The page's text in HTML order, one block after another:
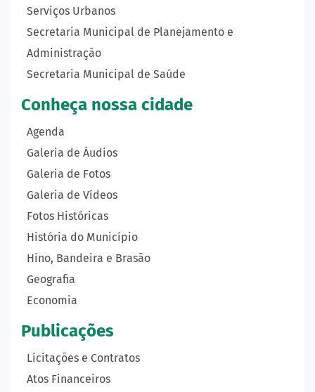
Serviços Urbanos
Secretaria Municipal de Planejamento e
Administração
Secretaria Municipal de Saúde
Conheça nossa cidade
Agenda
Galeria de Áudios
Galeria de Fotos
Galeria de Vídeos
Fotos Históricas
História do Município
Hino, Bandeira e Brasão
Geografia
Economia
Publicações
Licitações e Contratos
Atos Financeiros